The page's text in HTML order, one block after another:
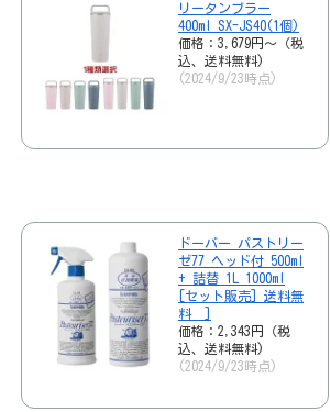
リータンブラー
400ml SX-JS40(1個)
価格：3,679円～（税
込、送料無料)
(2024/9/23時点)
ドーバー パストリー
ゼ77 ヘッド付 500ml
+ 詰替 1L 1000ml
[セット販売] 送料無
料 ]
価格：2,343円（税
込、送料無料)
(2024/9/23時点)